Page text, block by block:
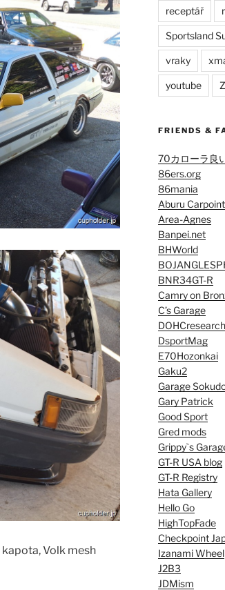
Volk mesh
receptář
Sportsland
vraky
youtube Z
FRIENDS &
70カローラ良
86ers.org
86mania
Aburu Carpoint
Area-Agnes
Banpei.net
BHWorld
BNR34GT-R
Camry on
C’s Garage
DOHCresearch
DsportMag
E70Hozonkai
Gaku2
Garage
Gary Patrick
Good Sport
Gred mods
Grippy`s
GT-R USA blog
GT-R Registry
Hata Gallery
Hello Go
HighTopFade
Checkpoint
Izanami Wheel
J2B3
JDMism